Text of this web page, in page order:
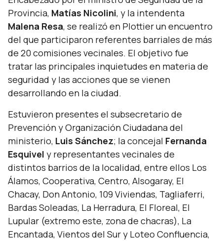
Provincia, Matías Nicolini, y la intendenta
Malena Resa, se realizó en Plottier un encuentro
del que participaron referentes barriales de más
de 20 comisiones vecinales. El objetivo fue
tratar las principales inquietudes en materia de
seguridad y las acciones que se vienen
desarrollando en la ciudad.
Estuvieron presentes el subsecretario de
Prevención y Organización Ciudadana del
ministerio, Luis Sánchez; la concejal Fernanda
Esquivel y representantes vecinales de
distintos barrios de la localidad, entre ellos Los
Álamos, Cooperativa, Centro, Alsogaray, El
Chacay, Don Antonio, 109 Viviendas, Tagliaferri,
Bardas Soleadas, La Herradura, El Floreal, El
Lupular (extremo este, zona de chacras), La
Encantada, Vientos del Sur y Loteo Confluencia,